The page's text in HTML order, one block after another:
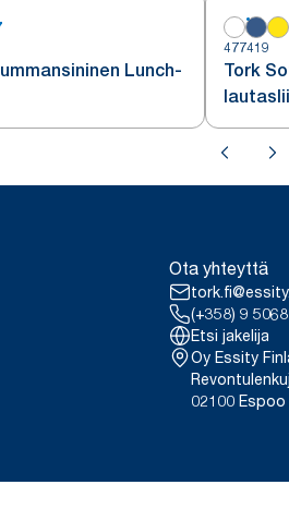
Lunch-
477419
Tork
Ota yhteyttä
(+358) 9
Etsi jakelija
Oy Essity
02100 Espoo